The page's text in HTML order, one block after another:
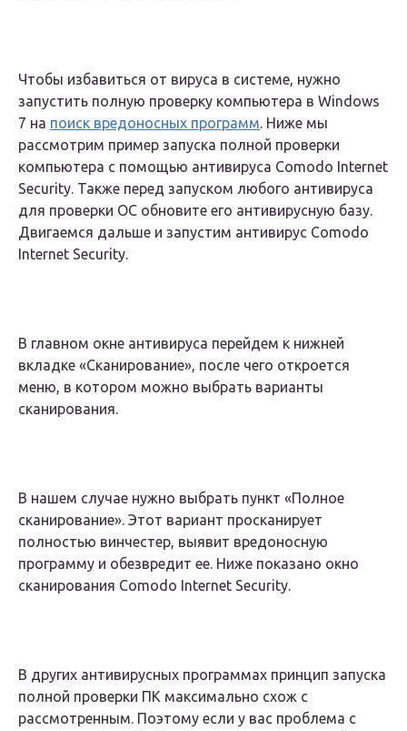
Чтобы избавиться от вируса в системе, нужно
запустить полную проверку компьютера в Windows
7 на поиск вредоносных программ. Ниже мы
рассмотрим пример запуска полной проверки
компьютера с помощью антивируса Comodo Internet
Security. Также перед запуском любого антивируса
для проверки ОС обновите его антивирусную базу.
Двигаемся дальше и запустим антивирус Comodo
Internet Security.
В главном окне антивируса перейдем к нижней
вкладке «Сканирование», после чего откроется
меню, в котором можно выбрать варианты
сканирования.
В нашем случае нужно выбрать пункт «Полное
сканирование». Этот вариант просканирует
полностью винчестер, выявит вредоносную
программу и обезвредит ее. Ниже показано окно
сканирования Comodo Internet Security.
В других антивирусных программах принцип запуска
полной проверки ПК максимально схож с
рассмотренным. Поэтому если у вас проблема с